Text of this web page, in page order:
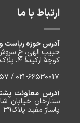
ارتباط با ما
آدرس حوزه ریاست
حبیب الهی، خ
کوچۀ ارکیدۀ ۴، پلاک ۲، طبقه ۲
۰۲۱-66530017 / 021-66530157 / 021-66530172
آدرس معاونت
ستارخان خیابان
پاساژ مفید پلاک۳۹